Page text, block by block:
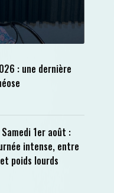
: une dernière
1er août :
intense, entre
poids lourds